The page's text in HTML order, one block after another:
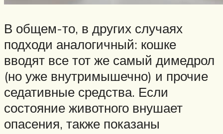
В общем-то, в других случаях
подходи аналогичный: кошке
вводят все тот же самый димедрол
(но уже внутримышечно) и прочие
седативные средства. Если
состояние животного внушает
опасения, также показаны